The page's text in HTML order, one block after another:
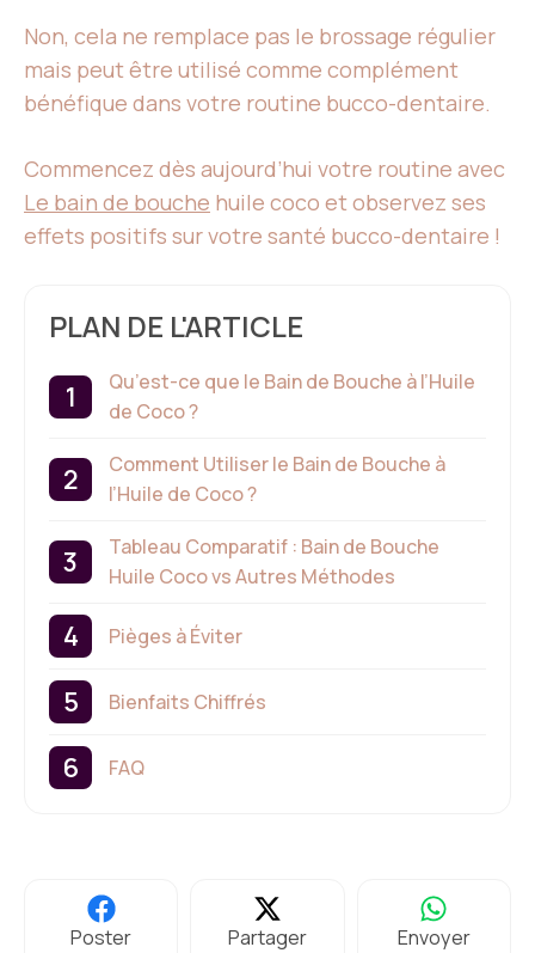
Non, cela ne remplace pas le brossage régulier
mais peut être utilisé comme complément
bénéfique dans votre routine bucco-dentaire.
Commencez dès aujourd’hui votre routine avec
Le bain de bouche huile coco et observez ses
effets positifs sur votre santé bucco-dentaire !
PLAN DE L'ARTICLE
Qu’est-ce que le Bain de Bouche à l’Huile
de Coco ?
Comment Utiliser le Bain de Bouche à
l’Huile de Coco ?
Tableau Comparatif : Bain de Bouche
Huile Coco vs Autres Méthodes
Pièges à Éviter
Bienfaits Chiffrés
FAQ
Poster Partager Envoyer